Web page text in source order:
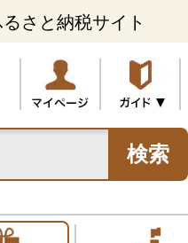
さと納税サイト
検索